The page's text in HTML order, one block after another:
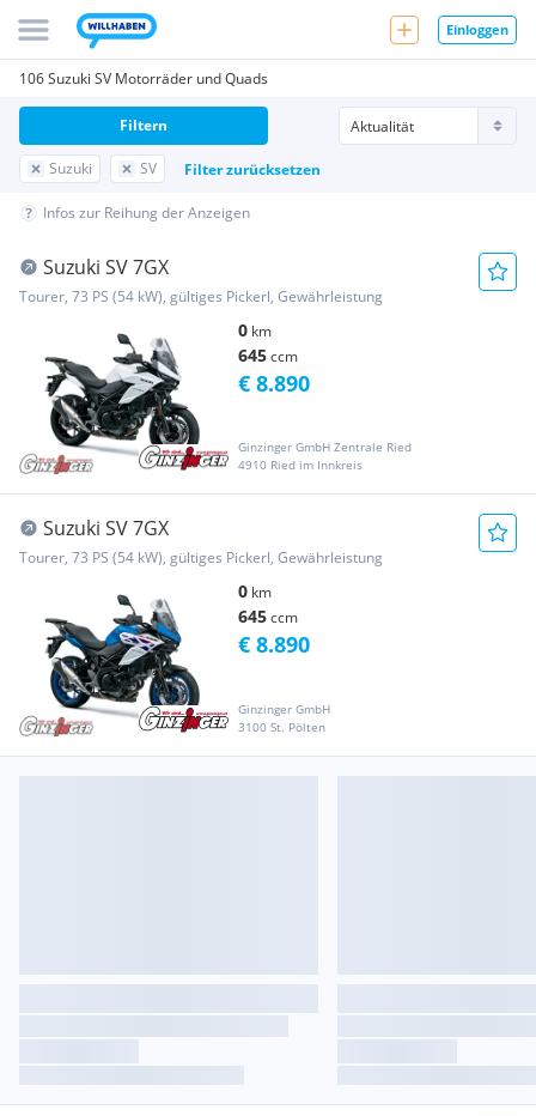
Einloggen
106 Suzuki SV Motorräder und Quads
Suzuki SV Filter zurücksetzen
Filtern
Infos zur Reihung der Anzeigen
Suzuki SV 7GX
Tourer, 73 PS (54 kW), gültiges Pickerl, Gewährleistung
0 km
645ccm
Ginzinger GmbH Zentrale Ried
4910 Ried im Innkreis
€ 8.890
Suzuki SV 7GX
Tourer, 73 PS (54 kW), gültiges Pickerl, Gewährleistung
0 km
645ccm
Ginzinger GmbH
3100 St. Pölten
€ 8.890